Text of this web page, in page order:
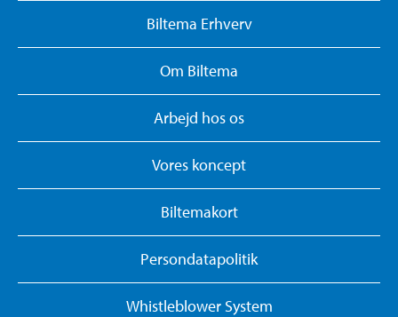
Biltema Erhverv
Om Biltema
Arbejd hos os
Vores koncept
Biltemakort
Persondatapolitik
Whistleblower System